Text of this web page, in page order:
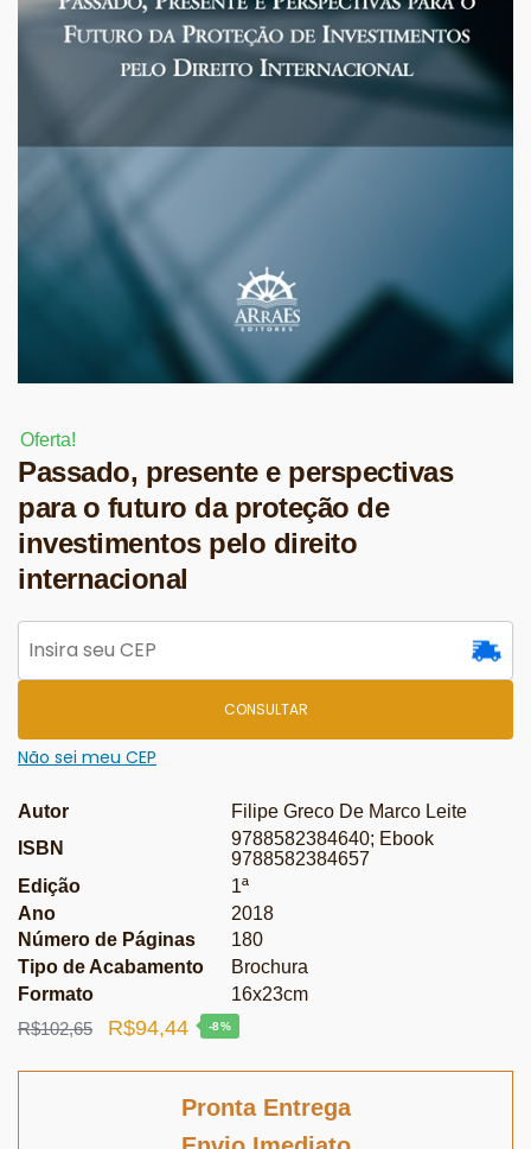
Oferta!
Passado, presente e perspectivas
para o futuro da proteção de
investimentos pelo direito
internacional
CONSULTAR
Não sei meu CEP
Autor
Filipe Greco De Marco Leite
ISBN
9788582384640; Ebook
9788582384657
Edição
1ª
Ano
2018
Número de Páginas
180
Tipo de Acabamento
Brochura
Formato
16x23cm
R$102,65
O
R$94,44O
atual
-8%
Pronta Entrega